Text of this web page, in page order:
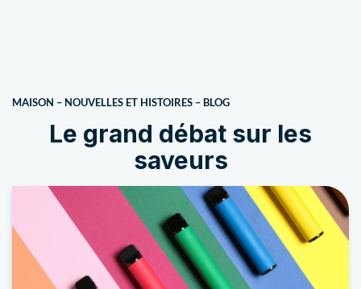
MAISON – NOUVELLES ET HISTOIRES – BLOG
Le grand débat sur les
saveurs